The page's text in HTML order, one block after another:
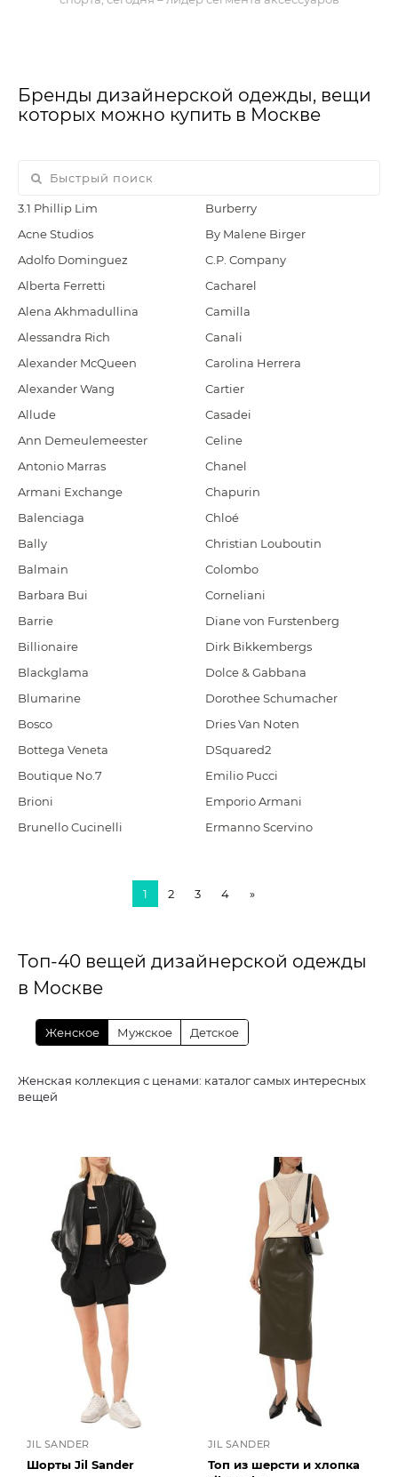
Бренды дизайнерской одежды, вещи
которых можно купить в Москве
3.1 Phillip Lim
Acne Studios
Adolfo Dominguez
Alberta Ferretti
Alena Akhmadullina
Alessandra Rich
Alexander McQueen
Alexander Wang
Allude
Ann Demeulemeester
Antonio Marras
Armani Exchange
Balenciaga
Bally
Balmain
Barbara Bui
Barrie
Billionaire
Blackglama
Blumarine
Bosco
Bottega Veneta
Boutique No.7
Brioni
Brunello Cucinelli
Burberry
By Malene Birger
C.P. Company
Cacharel
Camilla
Canali
Carolina Herrera
Cartier
Casadei
Celine
Chanel
Chapurin
Chloé
Christian Louboutin
Colombo
Corneliani
Diane von Furstenberg
Dirk Bikkembergs
Dolce & Gabbana
Dorothee Schumacher
Dries Van Noten
DSquared2
Emilio Pucci
Emporio Armani
Ermanno Scervino
1 2 3 4 »
Топ-40 вещей дизайнерской одежды
в Москве
Женское Мужское Детское
Женская коллекция с ценами: каталог самых интересных
вещей
JIL SANDER
Шорты Jil Sander
JIL SANDER
Топ из шерсти и хлопка